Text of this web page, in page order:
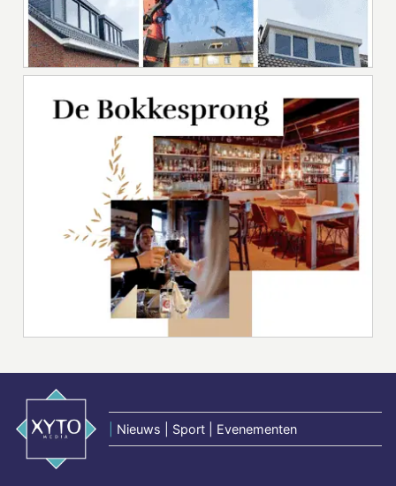
Nieuws | Sport | Evenementen